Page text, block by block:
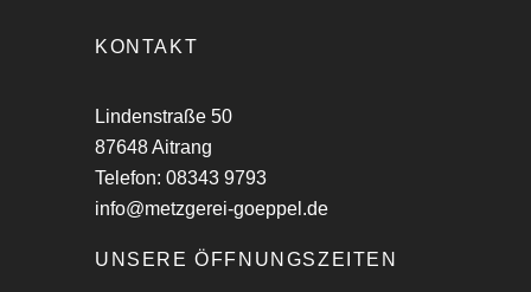
KONTAKT
Lindenstraße 50
87648 Aitrang
Telefon: 08343 9793
info@metzgerei-goeppel.de
UNSERE ÖFFNUNGSZEITEN